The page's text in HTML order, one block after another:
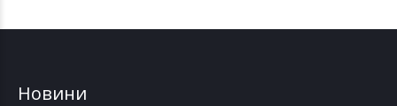
Новини